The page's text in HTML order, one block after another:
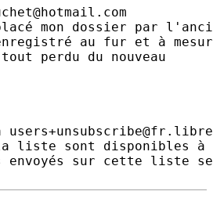
mon dossier par
au fur et à
perdu du nouveau
liste sont disponibles à
envoyés sur cette liste